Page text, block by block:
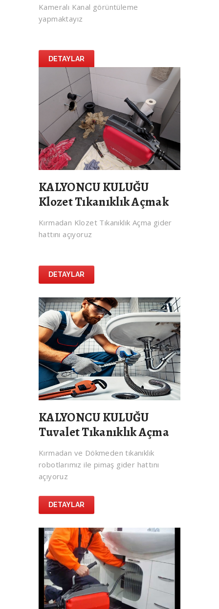
Kameralı Kanal görüntüleme
yapmaktayız
DETAYLAR
KALYONCU KULUĞU
Klozet Tıkanıklık Açmak
Kırmadan Klozet Tıkanıklık Açma gider
hattını açıyoruz
DETAYLAR
KALYONCU KULUĞU
Tuvalet Tıkanıklık Açma
Kırmadan ve Dökmeden tıkanıklık
robotlarımız ile pimaş gider hattını
açıyoruz
DETAYLAR